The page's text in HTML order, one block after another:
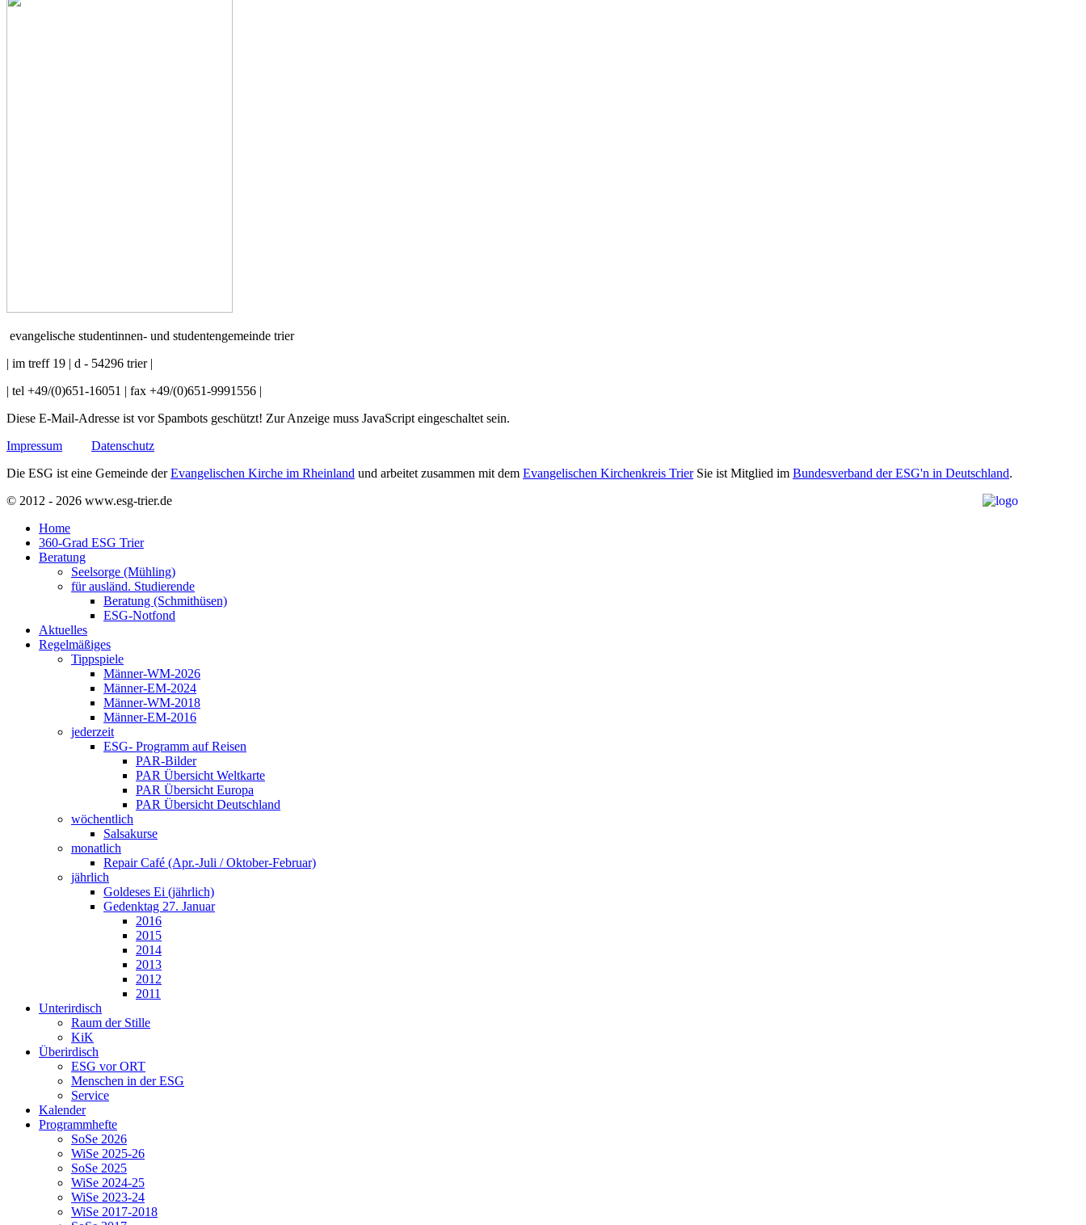
evangelische studentinnen- und studentengemeinde trier
| im treff 19 | d - 54296 trier |
| tel +49/(0)651-16051 | fax +49/(0)651-9991556 |
Diese E-Mail-Adresse ist vor Spambots geschützt! Zur Anzeige muss JavaScript eingeschaltet sein.
Impressum
Datenschutz
Die ESG ist eine Gemeinde derEvangelischen Kirche im Rheinland und arbeitet zusammen mit dem Evangelischen Kirchenkreis TrierSie ist Mitglied im Bundesverband der ESG'n in Deutschland.
© 2012 - 2026 www.esg-trier.de
Home
360-Grad ESG Trier
Beratung
Seelsorge (Mühling)
für ausländ. Studierende
Beratung (Schmithüsen)
ESG-Notfond
Aktuelles
Regelmäßiges
Tippspiele
Männer-WM-2026
Männer-EM-2024
Männer-WM-2018
Männer-EM-2016
jederzeit
ESG- Programm auf Reisen
PAR-Bilder
PAR Übersicht Weltkarte
PAR Übersicht Europa
PAR Übersicht Deutschland
wöchentlich
Salsakurse
monatlich
Repair Café (Apr.-Juli / Oktober-Februar)
jährlich
Goldeses Ei (jährlich)
Gedenktag 27. Januar
2016
2015
2014
2013
2012
2011
Unterirdisch
Raum der Stille
KiK
Überirdisch
ESG vor ORT
Menschen in der ESG
Service
Kalender
Programmhefte
SoSe 2026
WiSe 2025-26
SoSe 2025
WiSe 2024-25
WiSe 2023-24
WiSe 2017-2018